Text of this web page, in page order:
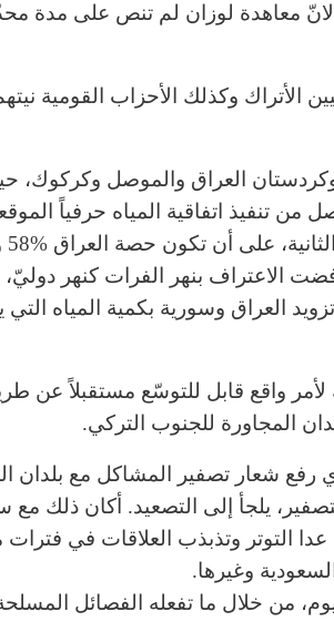
لانّ معاهدة لوزان لم تنص على مدة
الأتراك وكذلك الأحزاب القومية
العراق والموصل وكركوك،
من تنفيذ اتفاقية المياه حرفياً
رفضت الاعتراف بنهر الفرات كنهر دوليّ،
العراق وسورية بكمية المياه التي
واقع قابل للتوسّع مستقبلاً عن
المجاورة للجنوب التركي.
رفع شعار تصفير المشاكل مع بلدان
يلجأ إلى التصعيد. أكان ذلك مع
عدا التوتر وتذبذب العلاقات في
وغيرها.
من خلال ما تفعله الفصائل